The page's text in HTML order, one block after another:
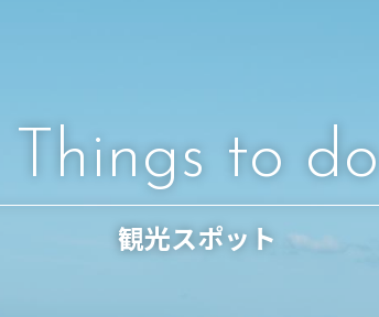
Things to do
観光スポット